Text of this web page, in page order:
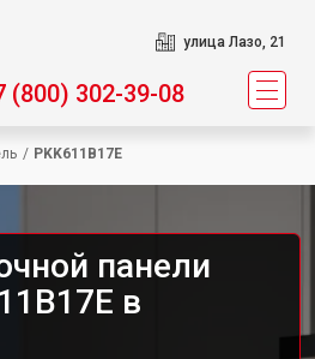
улица Лазо, 21
(800) 302-39-08
/ PKK611B17E
панели
в